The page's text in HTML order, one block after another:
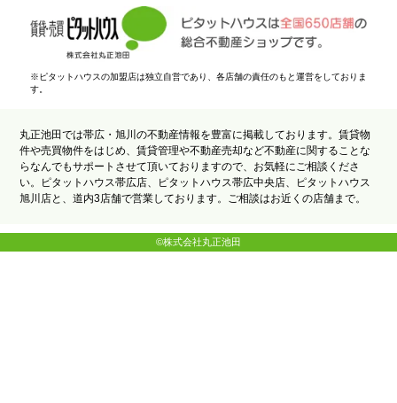
※ピタットハウスの加盟店は独立自営であり、各店舗の責任のもと運営をしておりま
す。
丸正池田では帯広・旭川の不動産情報を豊富に掲載しております。賃貸物
件や売買物件をはじめ、賃貸管理や不動産売却など不動産に関することな
らなんでもサポートさせて頂いておりますので、お気軽にご相談くださ
い。ピタットハウス帯広店、ピタットハウス帯広中央店、ピタットハウス
旭川店と、道内3店舗で営業しております。ご相談はお近くの店舗まで。
©株式会社丸正池田